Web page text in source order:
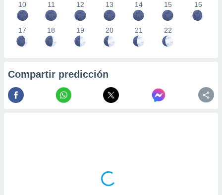
10 11 12 13 14 15 16
17 18 19 20 21 22
Compartir predicción